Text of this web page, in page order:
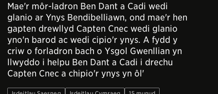
Mae'r môr-ladron Ben Dant a Cadi wedi
glanio ar Ynys Bendibelliawn, ond mae'r hen
gapten drewllyd Capten Cnec wedi glanio
yno'n barod ac wedi cipio'r ynys. A fydd y
criw o forladron bach o Ysgol Gwenllian yn
llwyddo i helpu Ben Dant a Cadi i drechu
Capten Cnec a chipio'r ynys yn ôl'